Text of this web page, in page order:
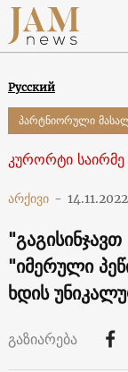
Русский
პარტნიორული
კურორტი საირმე
არქივი - 14.11.2022
"იმერული
ხდის
გაზიარება